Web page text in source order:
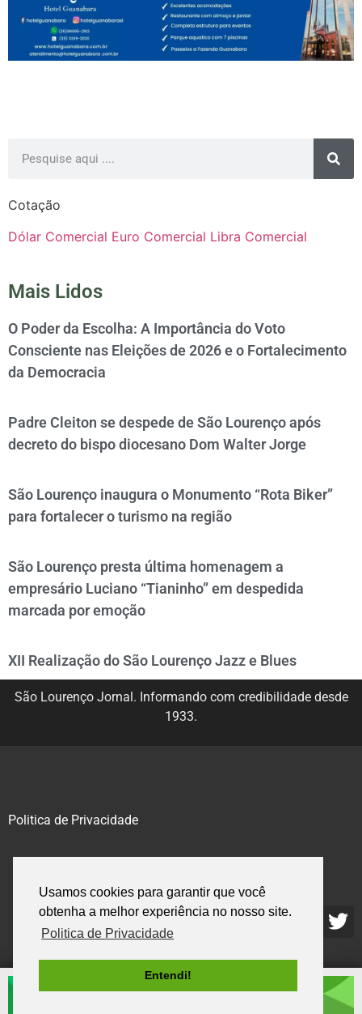
Usamos cookies para garantir que você
obtenha a melhor experiência no nosso site.
Politica de Privacidade
Entendi!
Cotação
Dólar Comercial Euro Comercial Libra Comercial
Mais Lidos
O Poder da Escolha: A Importância do Voto
Consciente nas Eleições de 2026 e o Fortalecimento
da Democracia
Padre Cleiton se despede de São Lourenço após
decreto do bispo diocesano Dom Walter Jorge
São Lourenço inaugura o Monumento “Rota Biker”
para fortalecer o turismo na região
São Lourenço presta última homenagem a
empresário Luciano “Tianinho” em despedida
marcada por emoção
XII Realização do São Lourenço Jazz e Blues
São Lourenço Jornal. Informando com credibilidade desde
1933.
Politica de Privacidade